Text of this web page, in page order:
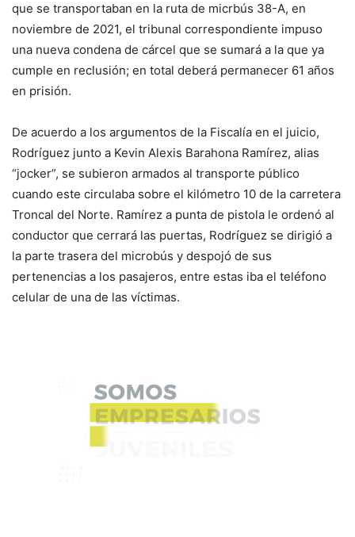
que se transportaban en la ruta de micrbús 38-A, en
noviembre de 2021, el tribunal correspondiente impuso
una nueva condena de cárcel que se sumará a la que ya
cumple en reclusión; en total deberá permanecer 61 años
en prisión.
De acuerdo a los argumentos de la Fiscalía en el juicio,
Rodríguez junto a Kevin Alexis Barahona Ramírez, alias
“jocker”, se subieron armados al transporte público
cuando este circulaba sobre el kilómetro 10 de la carretera
Troncal del Norte. Ramírez a punta de pistola le ordenó al
conductor que cerrará las puertas, Rodríguez se dirigió a
la parte trasera del microbús y despojó de sus
pertenencias a los pasajeros, entre estas iba el teléfono
celular de una de las víctimas.